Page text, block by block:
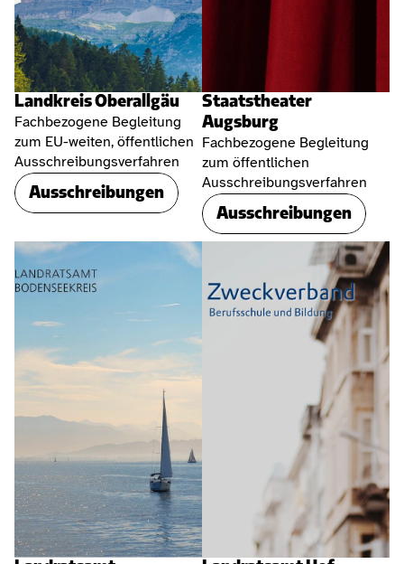
Landkreis Oberallgäu
Fachbezogene Begleitung
zum EU-weiten, öffentlichen
Ausschreibungsverfahren
Ausschreibungen
Staatstheater
Augsburg
Fachbezogene Begleitung
zum öffentlichen
Ausschreibungsverfahren
Ausschreibungen